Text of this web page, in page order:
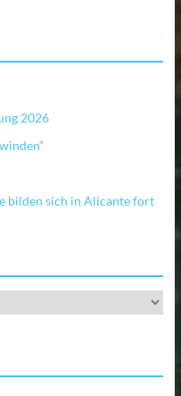
2026
bilden sich in Alicante fort